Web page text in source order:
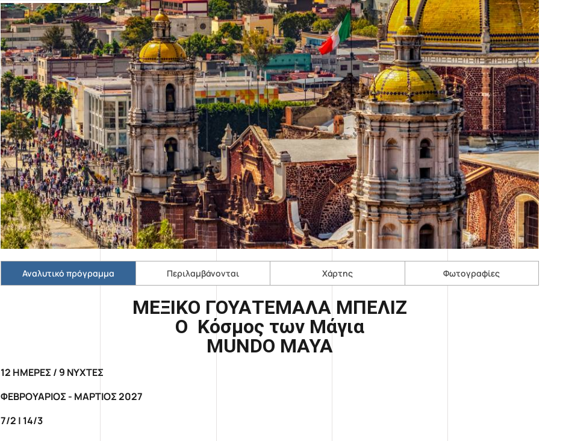
Φθινόπωρο 2026
Mika's Exclusive
Groups
Αναλυτικό πρόγραμμα Περιλαμβάνονται Χάρτης Φωτογραφίες
ΜΕΞΙΚΟ ΓΟΥΑΤΕΜΑΛΑ ΜΠΕΛΙΖ
Ο Κόσμος των Μάγια
MUNDO MAYA
12 ΗΜΕΡΕΣ / 9 ΝΥΧΤΕΣ
ΦΕΒΡΟΥΑΡΙΟΣ - ΜΑΡΤΙΟΣ 2027
7/2 | 14/3